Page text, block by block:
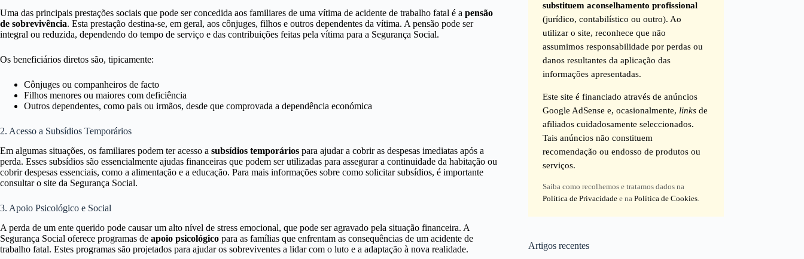
Uma das principais prestações sociais que pode ser concedida aos familiares de uma vítima de acidente de trabalho fatal é a pensão
de sobrevivência. Esta prestação destina-se, em geral, aos cônjuges, filhos e outros dependentes da vítima. A pensão pode ser
integral ou reduzida, dependendo do tempo de serviço e das contribuições feitas pela vítima para a Segurança Social.
Os beneficiários diretos são, tipicamente:
Cônjuges ou companheiros de facto
Filhos menores ou maiores com deficiência
Outros dependentes, como pais ou irmãos, desde que comprovada a dependência económica
2. Acesso a Subsídios Temporários
Em algumas situações, os familiares podem ter acesso a subsídios temporários para ajudar a cobrir as despesas imediatas após a
perda. Esses subsídios são essencialmente ajudas financeiras que podem ser utilizadas para assegurar a continuidade da habitação ou
cobrir despesas essenciais, como a alimentação e a educação. Para mais informações sobre como solicitar subsídios, é importante
consultar o site da Segurança Social.
3. Apoio Psicológico e Social
A perda de um ente querido pode causar um alto nível de stress emocional, que pode ser agravado pela situação financeira. A
Segurança Social oferece programas de apoio psicológico para as famílias que enfrentam as consequências de um acidente de
trabalho fatal. Estes programas são projetados para ajudar os sobreviventes a lidar com o luto e a adaptação à nova realidade.
substituem aconselhamento profissional
(jurídico, contabilístico ou outro). Ao
utilizar o site, reconhece que não
assumimos responsabilidade por perdas ou
danos resultantes da aplicação das
informações apresentadas.
Este site é financiado através de anúncios
Google AdSense e, ocasionalmente, links de
afiliados cuidadosamente seleccionados.
Tais anúncios não constituem
recomendação ou endosso de produtos ou
serviços.
Saiba como recolhemos e tratamos dados na
Política de Privacidade e naPolítica de Cookies.
Artigos recentes